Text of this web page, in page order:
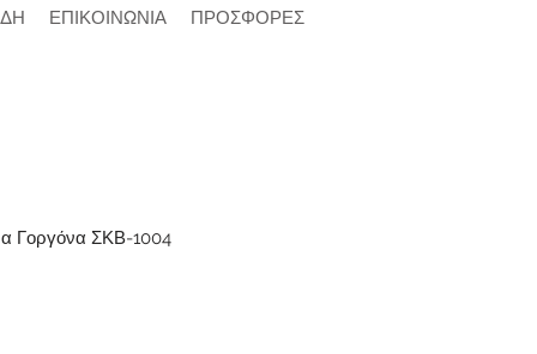
Γοργόνα ΣΚΒ-1004
ΕΠΙΚΟΙΝΩΝΙΑ ΠΡΟΣΦΟΡΕΣ